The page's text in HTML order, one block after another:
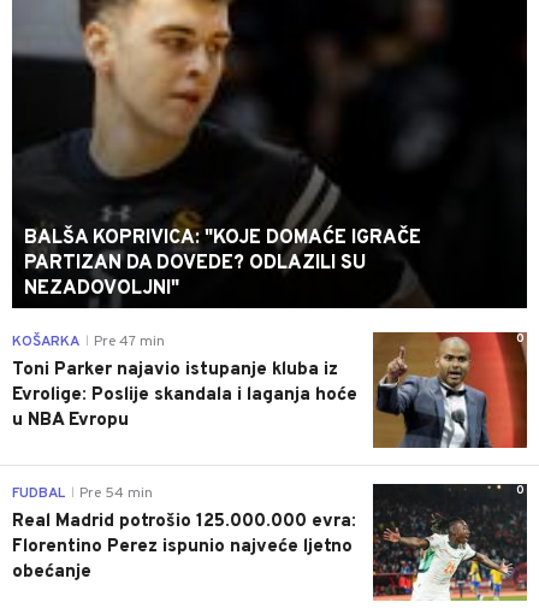
BALŠA KOPRIVICA: "KOJE DOMAĆE IGRAČE
PARTIZAN DA DOVEDE? ODLAZILI SU
NEZADOVOLJNI"
0
KOŠARKA Pre 47 min
Toni Parker najavio istupanje kluba iz
Evrolige: Poslije skandala i laganja hoće
u NBA Evropu
0
FUDBAL Pre 54 min
Real Madrid potrošio 125.000.000 evra:
Florentino Perez ispunio najveće ljetno
obećanje